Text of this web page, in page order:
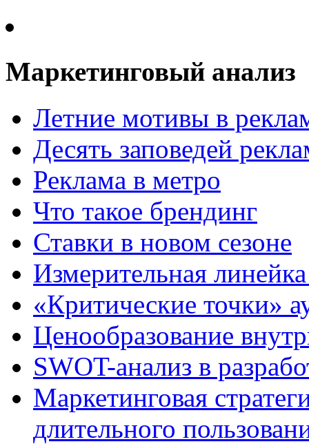
Маркетинговый анализ
Летние мотивы в
Десять заповедей
Реклама в метро
Что такое брендинг
Ставки в новом сезоне
Измерительная
«Критические точки»
Ценообразование
SWOT-анализ в
Маркетинговая
длительного